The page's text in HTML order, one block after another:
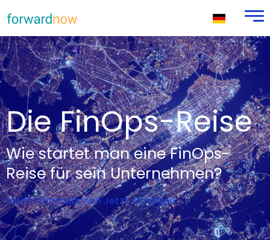
Die FinOps-Reise
Wie startet man eine FinOps-
Reise für sein Unternehmen?
Mehr InformationenJetzt Anfragen